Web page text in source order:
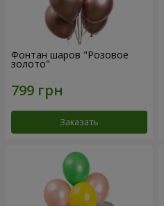
Фонтан шаров "Розовое
золото"
Заказать